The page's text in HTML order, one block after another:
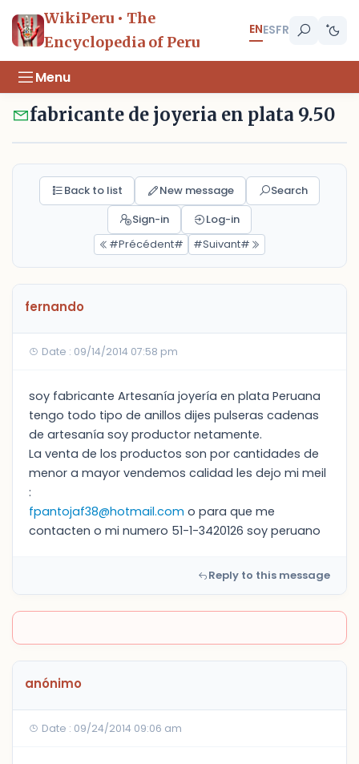
WikiPeru • The
Encyclopedia of Peru
ENESFR
Menu
fabricante de joyeria en plata 9.50
Back to list New message
Search
Sign-in
Log-in
#Précédent#
#Suivant#
fernando
Date : 09/14/2014 07:58 pm
soy fabricante Artesanía joyería en plata Peruana
tengo todo tipo de anillos dijes pulseras cadenas
de artesanía soy productor netamente.
La venta de los productos son por cantidades de
menor a mayor vendemos calidad les dejo mi meil
:
fpantojaf38@hotmail.com o para que me
contacten o mi numero 51-1-3420126 soy peruano
Reply to this message
anónimo
Date : 09/24/2014 09:06 am